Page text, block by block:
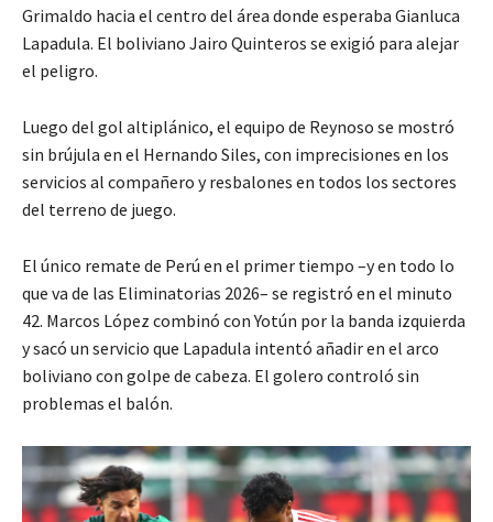
Grimaldo hacia el centro del área donde esperaba Gianluca
Lapadula. El boliviano Jairo Quinteros se exigió para alejar
el peligro.
Luego del gol altiplánico, el equipo de Reynoso se mostró
sin brújula en el Hernando Siles, con imprecisiones en los
servicios al compañero y resbalones en todos los sectores
del terreno de juego.
El único remate de Perú en el primer tiempo –y en todo lo
que va de las Eliminatorias 2026– se registró en el minuto
42. Marcos López combinó con Yotún por la banda izquierda
y sacó un servicio que Lapadula intentó añadir en el arco
boliviano con golpe de cabeza. El golero controló sin
problemas el balón.